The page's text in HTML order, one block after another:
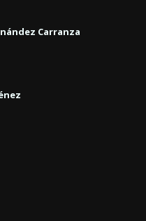
Carranza